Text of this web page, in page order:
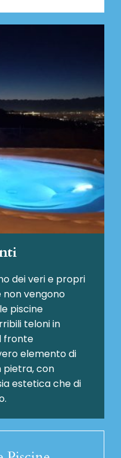
dei veri e propri
vengono
piscine
teloni in
fronte
elemento di
pietra, con
estetica che di